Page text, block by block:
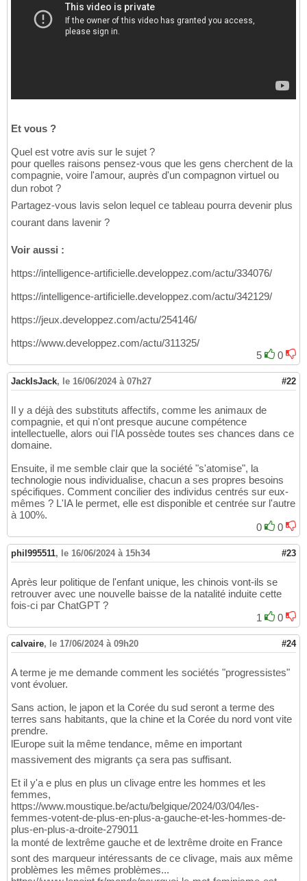
Et vous ?
Quel est votre avis sur le sujet ?
pour quelles raisons pensez-vous que les gens cherchent de la
compagnie, voire l'amour, auprès d'un compagnon virtuel ou
dun robot ?
Partagez-vous lavis selon lequel ce tableau pourra devenir plus
courant dans lavenir ?
Voir aussi :
https://intelligence-artificielle.developpez.com/actu/334076/
https://intelligence-artificielle.developpez.com/actu/342129/
https://jeux.developpez.com/actu/254146/
https://www.developpez.com/actu/311325/
5
0
JackIsJack, le 16/06/2024 à 07h27 #22
Il y a déjà des substituts affectifs, comme les animaux de
compagnie, et qui n'ont presque aucune compétence
intellectuelle, alors oui l'IA possède toutes ses chances dans ce
domaine.
Ensuite, il me semble clair que la société "s'atomise", la
technologie nous individualise, chacun a ses propres besoins
spécifiques. Comment concilier des individus centrés sur eux-
mêmes ? L'IA le permet, elle est disponible et centrée sur l'autre
à 100%.
0
0
phil995511, le 16/06/2024 à 15h34 #23
Après leur politique de l'enfant unique, les chinois vont-ils se
retrouver avec une nouvelle baisse de la natalité induite cette
fois-ci par ChatGPT ?
1
0
calvaire, le 17/06/2024 à 09h20 #24
A terme je me demande comment les sociétés "progressistes"
vont évoluer.
Sans action, le japon et la Corée du sud seront a terme des
terres sans habitants, que la chine et la Corée du nord vont vite
prendre.
lEurope suit la même tendance, même en important
massivement des migrants ça sera pas suffisant.
Et il y'a e plus en plus un clivage entre les hommes et les
femmes,
https://www.moustique.be/actu/belgique/2024/03/04/les-
femmes-votent-de-plus-en-plus-a-gauche-et-les-hommes-de-
plus-en-plus-a-droite-279011
la monté de lextrême gauche et de lextrême droite en France
sont des marqueur intéressants de ce clivage, mais aux même
problèmes les mêmes problèmes...